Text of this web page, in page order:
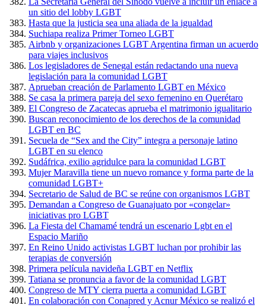
un sitio del lobby LGBT
Hasta que la justicia sea una aliada de la igualdad
Suchiapa realiza Primer Torneo LGBT
Airbnb y organizaciones LGBT Argentina firman un acuerdo
para viajes inclusivos
Los legisladores de Senegal están redactando una nueva
legislación para la comunidad LGBT
Aprueban creación de Parlamento LGBT en México
Se casa la primera pareja del sexo femenino en Querétaro
El Congreso de Zacatecas aprueba el matrimonio igualitario
Buscan reconocimiento de los derechos de la comunidad
LGBT en BC
Secuela de “Sex and the City” integra a personaje latino
LGBT en su elenco
Sudáfrica, exilio agridulce para la comunidad LGBT
Mujer Maravilla tiene un nuevo romance y forma parte de la
comunidad LGBT+
Secretario de Salud de BC se reúne con organismos LGBT
Demandan a Congreso de Guanajuato por «congelar»
iniciativas pro LGBT
La Fiesta del Chamamé tendrá un escenario Lgbt en el
Espacio Mariño
En Reino Unido activistas LGBT luchan por prohibir las
terapias de conversión
Primera película navideña LGBT en Netflix
Tatiana se pronuncia a favor de la comunidad LGBT
Congreso de MTY cierra puerta a comunidad LGBT
En colaboración con Conapred y Acnur México se realizó el